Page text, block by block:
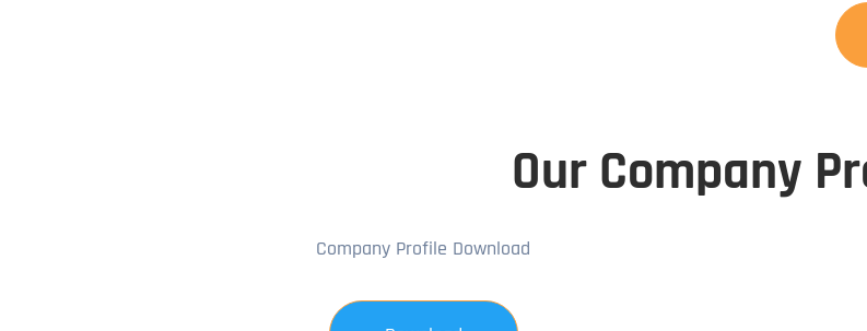
Our Company
Company Profile Download